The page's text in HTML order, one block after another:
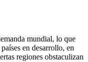
mundial, lo que
en desarrollo, en
regiones obstaculizan